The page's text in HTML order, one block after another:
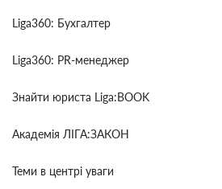
Liga360: Бухгалтер
Liga360: PR-менеджер
Знайти юриста Liga:BOOK
Академія ЛІГА:ЗАКОН
Теми в центрі уваги